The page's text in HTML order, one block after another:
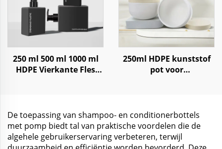
250 ml 500 ml 1000 ml
HDPE Vierkante Fles
250ml HDPE kunststof
pot voor
De toepassing van shampoo- en conditionerbottels
met pomp biedt tal van praktische voordelen die de
algehele gebruikerservaring verbeteren, terwijl